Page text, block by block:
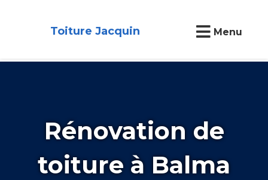
Toiture Jacquin Menu
Rénovation de
toiture à Balma